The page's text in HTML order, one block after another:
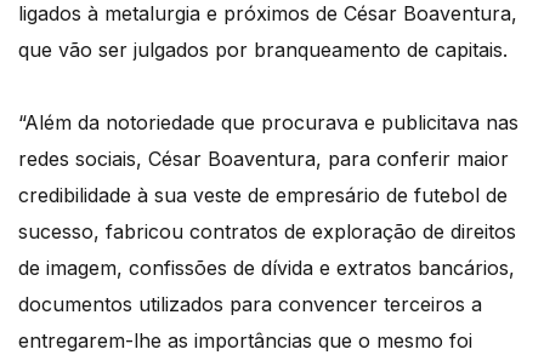
ligados à metalurgia e próximos de César Boaventura,
que vão ser julgados por branqueamento de capitais.
“Além da notoriedade que procurava e publicitava nas
redes sociais, César Boaventura, para conferir maior
credibilidade à sua veste de empresário de futebol de
sucesso, fabricou contratos de exploração de direitos
de imagem, confissões de dívida e extratos bancários,
documentos utilizados para convencer terceiros a
entregarem-lhe as importâncias que o mesmo foi